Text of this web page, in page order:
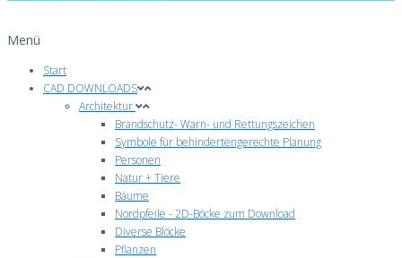
Menü
Start
CAD DOWNLOADS
Architektur
Brandschutz- Warn- und Rettungszeichen
Symbole für behindertengerechte Planung
Personen
Natur + Tiere
Bäume
Nordpfeile - 2D-Böcke zum Download
Diverse Blöcke
Pflanzen